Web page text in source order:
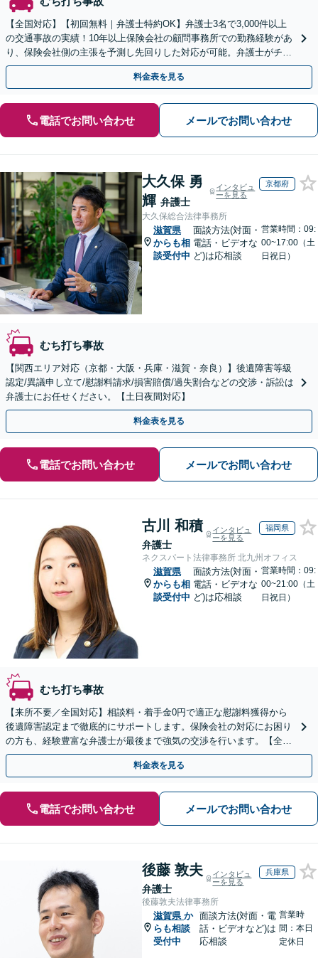
【全国対応】【初回無料｜弁護士特約OK】弁護士3名で3,000件以上
の交通事故の実績！10年以上保険会社の顧問事務所での勤務経験があ
り、保険会社側の主張を予測し先回りした対応が可能。弁護士がチー
ムとなり示談交渉、休業損害、後遺障害等に対応。
料金表を見る
電話でお問い合わせ メールでお問い合わせ
大久保 勇
輝 弁護士
インタビュ
ーを見る
京都府
大久保総合法律事務所
滋賀県
からも相
談受付中
面談方法(対面・
電話・ビデオな
ど)は応相談
営業時間：09:
00~17:00（土
日祝日）
むち打ち事故
【関西エリア対応（京都・大阪・兵庫・滋賀・奈良）】後遺障害等級
認定/異議申し立て/慰謝料請求/損害賠償/過失割合などの交渉・訴訟は
弁護士にお任せください。【土日夜間対応】
料金表を見る
電話でお問い合わせ メールでお問い合わせ
古川 和積
弁護士
インタビュ
ーを見る
福岡県
ネクスパート法律事務所 北九州オフィス
滋賀県
からも相
談受付中
面談方法(対面・
電話・ビデオな
ど)は応相談
営業時間：09:
00~21:00（土
日祝日）
むち打ち事故
【来所不要／全国対応】相談料・着手金0円で適正な慰謝料獲得から
後遺障害認定まで徹底的にサポートします。保険会社の対応にお困り
の方も、経験豊富な弁護士が最後まで強気の交渉を行います。【全国
13拠点】お気軽にご相談ください。
料金表を見る
電話でお問い合わせ メールでお問い合わせ
後藤 敦夫
弁護士
インタビュ
ーを見る
兵庫県
後藤敦夫法律事務所
滋賀県 か
らも相談
受付中
面談方法(対面・電
話・ビデオなど)は
応相談
営業時
間：本日
定休日